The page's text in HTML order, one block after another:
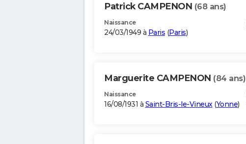
Patrick CAMPENON (68 ans)
Naissance
24/03/1949 à Paris (Paris)
Marguerite CAMPENON (84 ans)
Naissance
16/08/1931 à Saint-Bris-le-Vineux(Yonne)